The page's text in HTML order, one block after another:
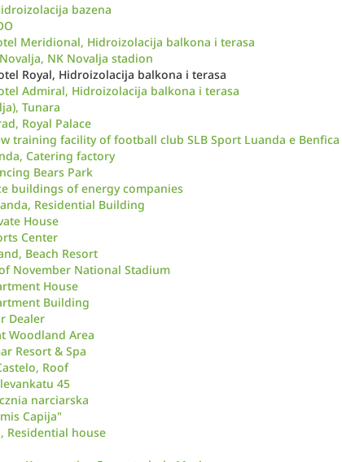
bazena
Meridional, Hidroizolacija balkona i terasa
NK Novalja stadion
Royal, Hidroizolacija balkona i terasa
Admiral, Hidroizolacija balkona i terasa
Tunara
Royal Palace
training facility of football club SLB Sport Luanda e Benfica
Catering factory
Bears Park
buildings of energy companies
Residential Building
House
Center
Beach Resort
November National Stadium
House
Building
Dealer
Woodland Area
Resort & Spa
Roof
45
narciarska
Capija"
Residential house